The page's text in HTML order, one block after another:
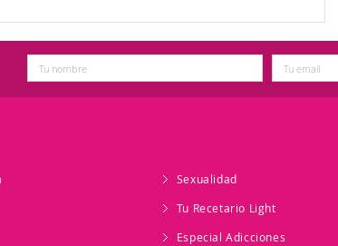
Sexualidad
Tu Recetario Light
Especial Adicciones